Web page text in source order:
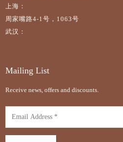
上海：
周家嘴路4-1号，1063号
武汉：
Mailing List
Receive news, offers and discounts.